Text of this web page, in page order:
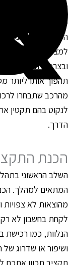
תשומת לב
מצבים
הזמן הנכון
את הרכב
האישיים.
אותו ליותר
שתבחרו
בהם תקטין
הראשוני
למהלך.
לא צפויות
בחשבון לא
כמו רכישת
או שדרוג של
תכוון אתכם